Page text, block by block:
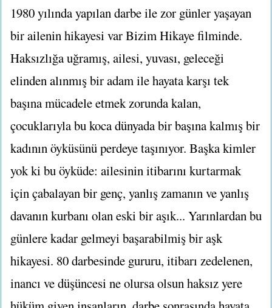
1980 yılında yapılan darbe ile zor günler yaşayan
bir ailenin hikayesi var Bizim Hikaye filminde.
Haksızlığa uğramış, ailesi, yuvası, geleceği
elinden alınmış bir adam ile hayata karşı tek
başına mücadele etmek zorunda kalan,
çocuklarıyla bu koca dünyada bir başına kalmış bir
kadının öyküsünü perdeye taşınıyor. Başka kimler
yok ki bu öyküde: ailesinin itibarını kurtarmak
için çabalayan bir genç, yanlış zamanın ve yanlış
davanın kurbanı olan eski bir aşık... Yarınlardan bu
günlere kadar gelmeyi başarabilmiş bir aşk
hikayesi. 80 darbesinde gururu, itibarı zedelenen,
inancı ve düşüncesi ne olursa olsun haksız yere